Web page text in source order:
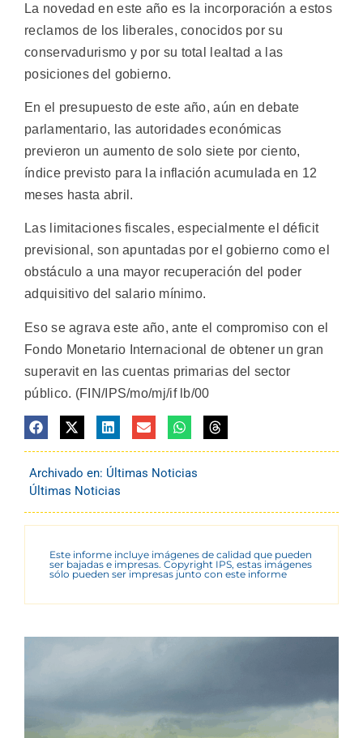
La novedad en este año es la incorporación a estos
reclamos de los liberales, conocidos por su
conservadurismo y por su total lealtad a las
posiciones del gobierno.
En el presupuesto de este año, aún en debate
parlamentario, las autoridades económicas
previeron un aumento de solo siete por ciento,
índice previsto para la inflación acumulada en 12
meses hasta abril.
Las limitaciones fiscales, especialmente el déficit
previsional, son apuntadas por el gobierno como el
obstáculo a una mayor recuperación del poder
adquisitivo del salario mínimo.
Eso se agrava este año, ante el compromiso con el
Fondo Monetario Internacional de obtener un gran
superavit en las cuentas primarias del sector
público. (FIN/IPS/mo/mj/if lb/00
Archivado en: Últimas Noticias
Últimas Noticias
Este informe incluye imágenes de calidad que pueden
ser bajadas e impresas. Copyright IPS, estas imágenes
sólo pueden ser impresas junto con este informe